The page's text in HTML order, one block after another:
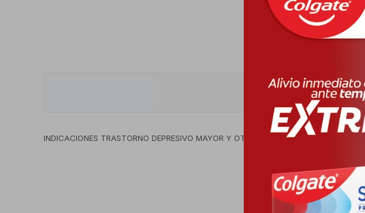
INDICACIONES TRASTORNO DEPRESIVO MAYOR Y OTROS TRASTORNOS